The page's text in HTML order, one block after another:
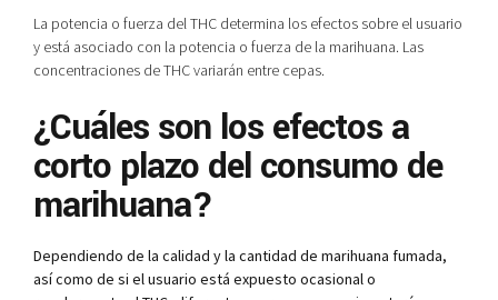
La potencia o fuerza del THC determina los efectos sobre el usuario
y está asociado con la potencia o fuerza de la marihuana. Las
concentraciones de THC variarán entre cepas.
¿Cuáles son los efectos a
corto plazo del consumo de
marihuana?
Dependiendo de la calidad y la cantidad de marihuana fumada,
así como de si el usuario está expuesto ocasional o